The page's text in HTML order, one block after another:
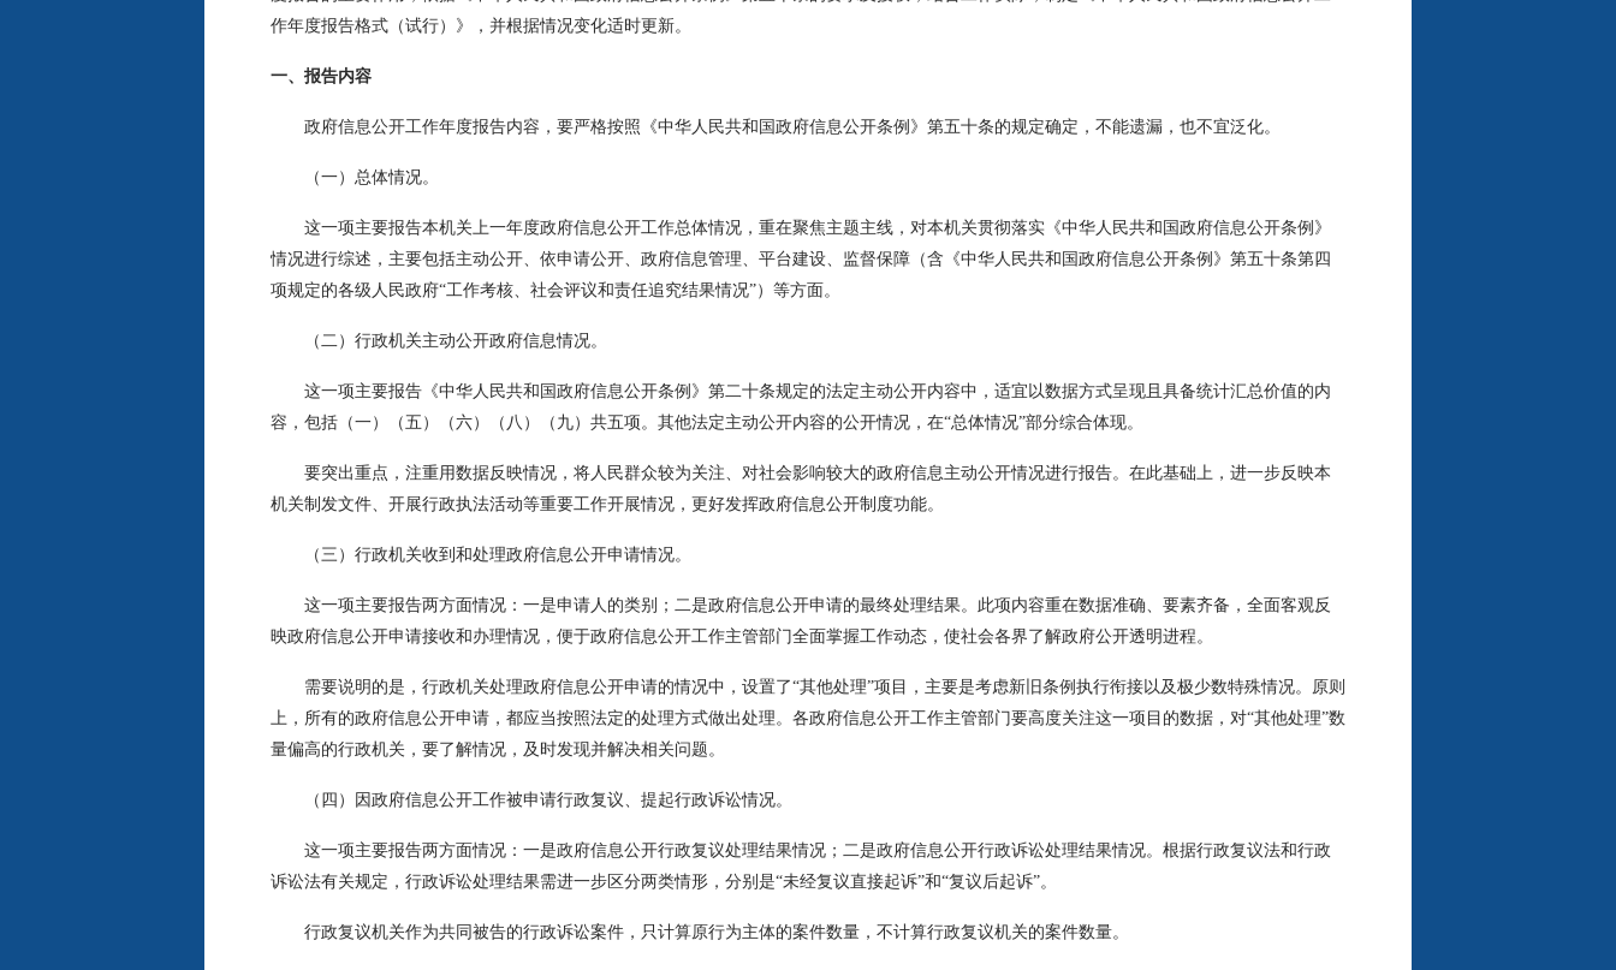
作年度报告格式（试行）》，并根据情况变化适时更新。
一、报告内容
政府信息公开工作年度报告内容，要严格按照《中华人民共和国政府信息公开条例》第五十条的规定确定，不能遗漏，也不宜泛化。
（一）总体情况。
这一项主要报告本机关上一年度政府信息公开工作总体情况，重在聚焦主题主线，对本机关贯彻落实《中华人民共和国政府信息公开条例》
情况进行综述，主要包括主动公开、依申请公开、政府信息管理、平台建设、监督保障（含《中华人民共和国政府信息公开条例》第五十条第四
项规定的各级人民政府“工作考核、社会评议和责任追究结果情况”）等方面。
（二）行政机关主动公开政府信息情况。
这一项主要报告《中华人民共和国政府信息公开条例》第二十条规定的法定主动公开内容中，适宜以数据方式呈现且具备统计汇总价值的内
容，包括（一）（五）（六）（八）（九）共五项。其他法定主动公开内容的公开情况，在“总体情况”部分综合体现。
要突出重点，注重用数据反映情况，将人民群众较为关注、对社会影响较大的政府信息主动公开情况进行报告。在此基础上，进一步反映本
机关制发文件、开展行政执法活动等重要工作开展情况，更好发挥政府信息公开制度功能。
（三）行政机关收到和处理政府信息公开申请情况。
这一项主要报告两方面情况：一是申请人的类别；二是政府信息公开申请的最终处理结果。此项内容重在数据准确、要素齐备，全面客观反
映政府信息公开申请接收和办理情况，便于政府信息公开工作主管部门全面掌握工作动态，使社会各界了解政府公开透明进程。
需要说明的是，行政机关处理政府信息公开申请的情况中，设置了“其他处理”项目，主要是考虑新旧条例执行衔接以及极少数特殊情况。原则
上，所有的政府信息公开申请，都应当按照法定的处理方式做出处理。各政府信息公开工作主管部门要高度关注这一项目的数据，对“其他处理”数
量偏高的行政机关，要了解情况，及时发现并解决相关问题。
（四）因政府信息公开工作被申请行政复议、提起行政诉讼情况。
这一项主要报告两方面情况：一是政府信息公开行政复议处理结果情况；二是政府信息公开行政诉讼处理结果情况。根据行政复议法和行政
诉讼法有关规定，行政诉讼处理结果需进一步区分两类情形，分别是“未经复议直接起诉”和“复议后起诉”。
行政复议机关作为共同被告的行政诉讼案件，只计算原行为主体的案件数量，不计算行政复议机关的案件数量。